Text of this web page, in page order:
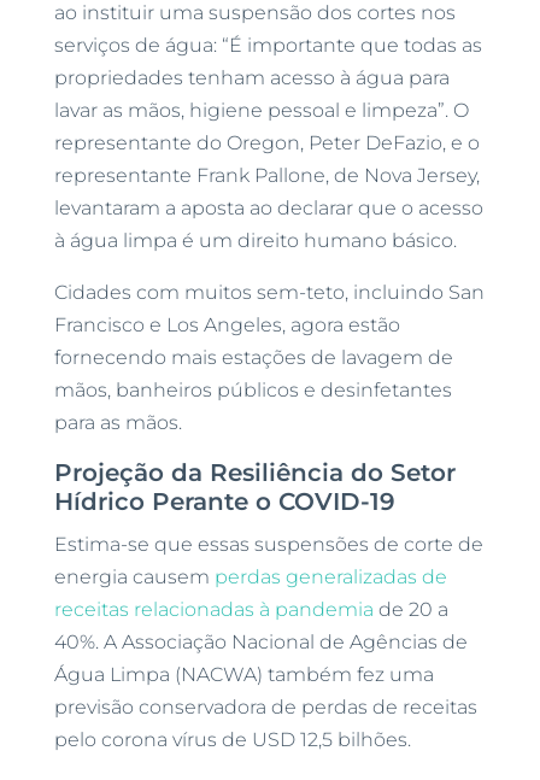
ao instituir uma suspensão dos cortes nos
serviços de água: “É importante que todas as
propriedades tenham acesso à água para
lavar as mãos, higiene pessoal e limpeza”. O
representante do Oregon, Peter DeFazio, e o
representante Frank Pallone, de Nova Jersey,
levantaram a aposta ao declarar que o acesso
à água limpa é um direito humano básico.
Cidades com muitos sem-teto, incluindo San
Francisco e Los Angeles, agora estão
fornecendo mais estações de lavagem de
mãos, banheiros públicos e desinfetantes
para as mãos.
Projeção da Resiliência do Setor
Hídrico Perante o COVID-19
Estima-se que essas suspensões de corte de
energia causem perdas generalizadas de
receitas relacionadas à pandemia de 20 a
40%. A Associação Nacional de Agências de
Água Limpa (NACWA) também fez uma
previsão conservadora de perdas de receitas
pelo corona vírus de USD 12,5 bilhões.